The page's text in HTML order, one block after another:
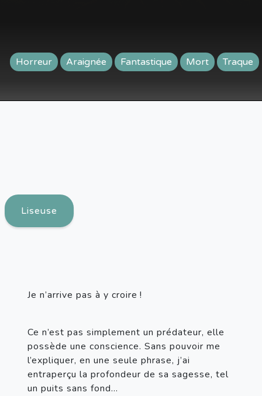
Horreur Araignée Fantastique Mort Traque
Liseuse
Je n’arrive pas à y croire !
Ce n’est pas simplement un prédateur, elle
possède une conscience. Sans pouvoir me
l’expliquer, en une seule phrase, j’ai
entraperçu la profondeur de sa sagesse, tel
un puits sans fond…